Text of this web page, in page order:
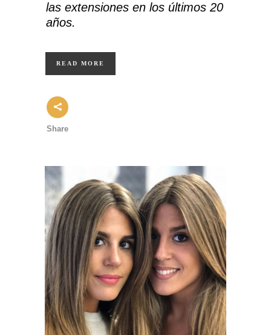
las extensiones en los últimos 20
años.
READ MORE
Share